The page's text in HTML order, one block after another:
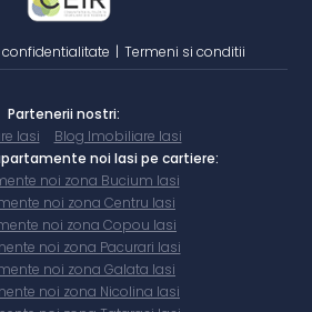
confidentialitate | Termeni si conditii
Partenerii nostri:
Iasi
Blog Imobiliare Iasi
noi Iasi pe cartiere:
noi zona Bucium Iasi
noi zona Centru Iasi
noi zona Copou Iasi
noi zona Pacurari Iasi
noi zona Galata Iasi
noi zona Nicolina Iasi